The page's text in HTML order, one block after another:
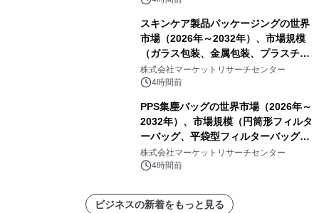
スキンケア製品パッケージングの世界
市場（2026年～2032年）、市場規模
（ガラス包装、金属包装、プラスチッ
ク包装、その他）・分析レポートを発
表
株式会社マーケットリサーチセンター
4時間前
PPS集塵バッグの世界市場（2026年～
2032年）、市場規模（円筒形フィルタ
ーバッグ、平袋型フィルターバッグ、
プリーツフィルターバッグ、その
他）・分析レポートを発表
株式会社マーケットリサーチセンター
4時間前
ビジネスの新着をもっと見る